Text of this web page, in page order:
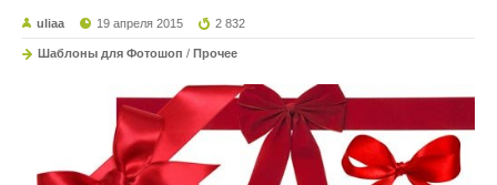
uliaa 19 апреля 2015 2 832
Шаблоны для Фотошоп / Прочее